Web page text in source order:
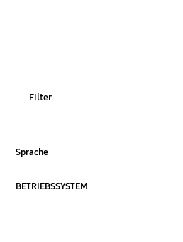
Firmware-Update
Galaxy Apps
Filter
Sprache
BETRIEBSSYSTEM